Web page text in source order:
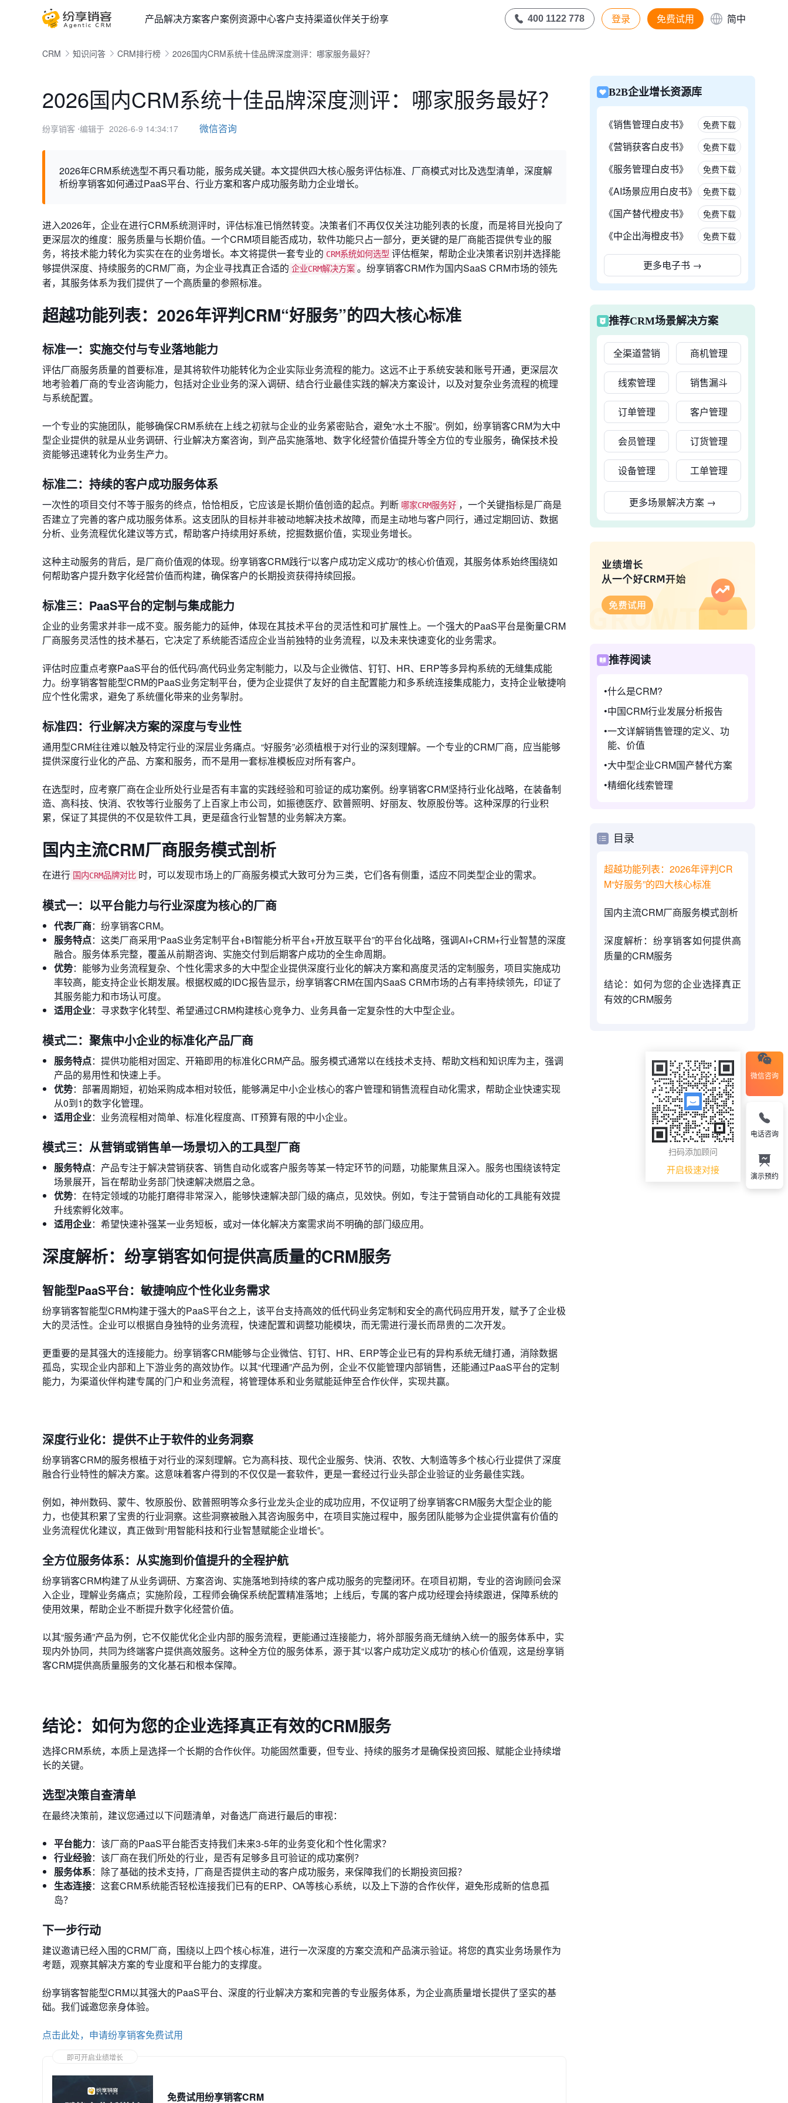
产品解决方案客户案例资源中心客户支持渠道伙伴关于纷享 400 1122 778 登录 免费试用 简中
CRM 知识问答 CRM排行榜 2026国内CRM系统十佳品牌深度测评：哪家服务最好？
2026国内CRM系统十佳品牌深度测评：哪家服务最好？
纷享销客 ⋅编辑于 2026-6-9 14:34:17 微信咨询
2026年CRM系统选型不再只看功能，服务成关键。本文提供四大核心服务评估标准、厂商模式对比及选型清单，深度解
析纷享销客如何通过PaaS平台、行业方案和客户成功服务助力企业增长。
进入2026年，企业在进行CRM系统测评时，评估标准已悄然转变。决策者们不再仅仅关注功能列表的长度，而是将目光投向了
更深层次的维度：服务质量与长期价值。一个CRM项目能否成功，软件功能只占一部分，更关键的是厂商能否提供专业的服
务，将技术能力转化为实实在在的业务增长。本文将提供一套专业的 CRM系统如何选型 评估框架，帮助企业决策者识别并选择能
够提供深度、持续服务的CRM厂商，为企业寻找真正合适的 企业CRM解决方案 。纷享销客CRM作为国内SaaS CRM市场的领先
者，其服务体系为我们提供了一个高质量的参照标准。
超越功能列表：2026年评判CRM“好服务”的四大核心标准
标准一：实施交付与专业落地能力
评估厂商服务质量的首要标准，是其将软件功能转化为企业实际业务流程的能力。这远不止于系统安装和账号开通，更深层次
地考验着厂商的专业咨询能力，包括对企业业务的深入调研、结合行业最佳实践的解决方案设计，以及对复杂业务流程的梳理
与系统配置。
一个专业的实施团队，能够确保CRM系统在上线之初就与企业的业务紧密贴合，避免“水土不服”。例如，纷享销客CRM为大中
型企业提供的就是从业务调研、行业解决方案咨询，到产品实施落地、数字化经营价值提升等全方位的专业服务，确保技术投
资能够迅速转化为业务生产力。
标准二：持续的客户成功服务体系
一次性的项目交付不等于服务的终点，恰恰相反，它应该是长期价值创造的起点。判断 哪家CRM服务好 ，一个关键指标是厂商是
否建立了完善的客户成功服务体系。这支团队的目标并非被动地解决技术故障，而是主动地与客户同行，通过定期回访、数据
分析、业务流程优化建议等方式，帮助客户持续用好系统，挖掘数据价值，实现业务增长。
这种主动服务的背后，是厂商价值观的体现。纷享销客CRM践行“以客户成功定义成功”的核心价值观，其服务体系始终围绕如
何帮助客户提升数字化经营价值而构建，确保客户的长期投资获得持续回报。
标准三：PaaS平台的定制与集成能力
企业的业务需求并非一成不变。服务能力的延伸，体现在其技术平台的灵活性和可扩展性上。一个强大的PaaS平台是衡量CRM
厂商服务灵活性的技术基石，它决定了系统能否适应企业当前独特的业务流程，以及未来快速变化的业务需求。
评估时应重点考察PaaS平台的低代码/高代码业务定制能力，以及与企业微信、钉钉、HR、ERP等多异构系统的无缝集成能
力。纷享销客智能型CRM的PaaS业务定制平台，便为企业提供了友好的自主配置能力和多系统连接集成能力，支持企业敏捷响
应个性化需求，避免了系统僵化带来的业务掣肘。
标准四：行业解决方案的深度与专业性
通用型CRM往往难以触及特定行业的深层业务痛点。“好服务”必须植根于对行业的深刻理解。一个专业的CRM厂商，应当能够
提供深度行业化的产品、方案和服务，而不是用一套标准模板应对所有客户。
在选型时，应考察厂商在企业所处行业是否有丰富的实践经验和可验证的成功案例。纷享销客CRM坚持行业化战略，在装备制
造、高科技、快消、农牧等行业服务了上百家上市公司，如振德医疗、欧普照明、好丽友、牧原股份等。这种深厚的行业积
累，保证了其提供的不仅是软件工具，更是蕴含行业智慧的业务解决方案。
国内主流CRM厂商服务模式剖析
在进行 国内CRM品牌对比 时，可以发现市场上的厂商服务模式大致可分为三类，它们各有侧重，适应不同类型企业的需求。
模式一：以平台能力与行业深度为核心的厂商
代表厂商：纷享销客CRM。
服务特点：这类厂商采用“PaaS业务定制平台+BI智能分析平台+开放互联平台”的平台化战略，强调AI+CRM+行业智慧的深度
融合。服务体系完整，覆盖从前期咨询、实施交付到后期客户成功的全生命周期。
优势：能够为业务流程复杂、个性化需求多的大中型企业提供深度行业化的解决方案和高度灵活的定制服务，项目实施成功
率较高，能支持企业长期发展。根据权威的IDC报告显示，纷享销客CRM在国内SaaS CRM市场的占有率持续领先，印证了
其服务能力和市场认可度。
适用企业：寻求数字化转型、希望通过CRM构建核心竞争力、业务具备一定复杂性的大中型企业。
模式二：聚焦中小企业的标准化产品厂商
服务特点：提供功能相对固定、开箱即用的标准化CRM产品。服务模式通常以在线技术支持、帮助文档和知识库为主，强调
产品的易用性和快速上手。
优势：部署周期短，初始采购成本相对较低，能够满足中小企业核心的客户管理和销售流程自动化需求，帮助企业快速实现
从0到1的数字化管理。
适用企业：业务流程相对简单、标准化程度高、IT预算有限的中小企业。
模式三：从营销或销售单一场景切入的工具型厂商
服务特点：产品专注于解决营销获客、销售自动化或客户服务等某一特定环节的问题，功能聚焦且深入。服务也围绕该特定
场景展开，旨在帮助业务部门快速解决燃眉之急。
优势：在特定领域的功能打磨得非常深入，能够快速解决部门级的痛点，见效快。例如，专注于营销自动化的工具能有效提
升线索孵化效率。
适用企业：希望快速补强某一业务短板，或对一体化解决方案需求尚不明确的部门级应用。
深度解析：纷享销客如何提供高质量的CRM服务
智能型PaaS平台：敏捷响应个性化业务需求
纷享销客智能型CRM构建于强大的PaaS平台之上，该平台支持高效的低代码业务定制和安全的高代码应用开发，赋予了企业极
大的灵活性。企业可以根据自身独特的业务流程，快速配置和调整功能模块，而无需进行漫长而昂贵的二次开发。
更重要的是其强大的连接能力。纷享销客CRM能够与企业微信、钉钉、HR、ERP等企业已有的异构系统无缝打通，消除数据
孤岛，实现企业内部和上下游业务的高效协作。以其“代理通”产品为例，企业不仅能管理内部销售，还能通过PaaS平台的定制
能力，为渠道伙伴构建专属的门户和业务流程，将管理体系和业务赋能延伸至合作伙伴，实现共赢。
深度行业化：提供不止于软件的业务洞察
纷享销客CRM的服务根植于对行业的深刻理解。它为高科技、现代企业服务、快消、农牧、大制造等多个核心行业提供了深度
融合行业特性的解决方案。这意味着客户得到的不仅仅是一套软件，更是一套经过行业头部企业验证的业务最佳实践。
例如，神州数码、蒙牛、牧原股份、欧普照明等众多行业龙头企业的成功应用，不仅证明了纷享销客CRM服务大型企业的能
力，也使其积累了宝贵的行业洞察。这些洞察被融入其咨询服务中，在项目实施过程中，服务团队能够为企业提供富有价值的
业务流程优化建议，真正做到“用智能科技和行业智慧赋能企业增长”。
全方位服务体系：从实施到价值提升的全程护航
纷享销客CRM构建了从业务调研、方案咨询、实施落地到持续的客户成功服务的完整闭环。在项目初期，专业的咨询顾问会深
入企业，理解业务痛点；实施阶段，工程师会确保系统配置精准落地；上线后，专属的客户成功经理会持续跟进，保障系统的
使用效果，帮助企业不断提升数字化经营价值。
以其“服务通”产品为例，它不仅能优化企业内部的服务流程，更能通过连接能力，将外部服务商无缝纳入统一的服务体系中，实
现内外协同，共同为终端客户提供高效服务。这种全方位的服务体系，源于其“以客户成功定义成功”的核心价值观，这是纷享销
客CRM提供高质量服务的文化基石和根本保障。
结论：如何为您的企业选择真正有效的CRM服务
选择CRM系统，本质上是选择一个长期的合作伙伴。功能固然重要，但专业、持续的服务才是确保投资回报、赋能企业持续增
长的关键。
选型决策自查清单
在最终决策前，建议您通过以下问题清单，对备选厂商进行最后的审视：
平台能力：该厂商的PaaS平台能否支持我们未来3-5年的业务变化和个性化需求？
行业经验：该厂商在我们所处的行业，是否有足够多且可验证的成功案例？
服务体系：除了基础的技术支持，厂商是否提供主动的客户成功服务，来保障我们的长期投资回报？
生态连接：这套CRM系统能否轻松连接我们已有的ERP、OA等核心系统，以及上下游的合作伙伴，避免形成新的信息孤
岛？
下一步行动
建议邀请已经入围的CRM厂商，围绕以上四个核心标准，进行一次深度的方案交流和产品演示验证。将您的真实业务场景作为
考题，观察其解决方案的专业度和平台能力的支撑度。
纷享销客智能型CRM以其强大的PaaS平台、深度的行业解决方案和完善的专业服务体系，为企业高质量增长提供了坚实的基
础。我们诚邀您亲身体验。
点击此处，申请纷享销客免费试用
即可开启业绩增长
免费试用纷享销客CRM
B2B企业增长资源库
《销售管理白皮书》 免费下载
《营销获客白皮书》 免费下载
《服务管理白皮书》 免费下载
《AI场景应用白皮书》 免费下载
《国产替代橙皮书》 免费下载
《中企出海橙皮书》 免费下载
更多电子书 →
推荐CRM场景解决方案
全渠道营销 商机管理
线索管理 销售漏斗
订单管理 客户管理
会员管理 订货管理
设备管理 工单管理
更多场景解决方案 →
推荐阅读
什么是CRM?
中国CRM行业发展分析报告
一文详解销售管理的定义、功
能、价值
大中型企业CRM国产替代方案
精细化线索管理
目录
超越功能列表：2026年评判CR
M“好服务”的四大核心标准
国内主流CRM厂商服务模式剖析
深度解析：纷享销客如何提供高
质量的CRM服务
结论：如何为您的企业选择真正
有效的CRM服务
微信咨询
扫码添加顾问
开启极速对接
电话咨询
演示预约